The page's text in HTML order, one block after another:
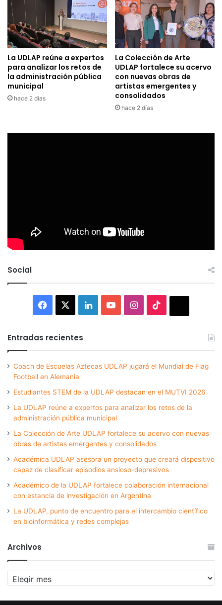
La UDLAP reúne a expertos
para analizar los retos de
la administración pública
municipal
hace 2 días
La Colección de Arte
UDLAP fortalece su acervo
con nuevas obras de
artistas emergentes y
consolidados
hace 2 días
Social
Facebook LinkedInYouTubeInstagram
Entradas recientes
Coach de Escuelas Aztecas UDLAP jugará el Mundial de Flag
Football en Alemania
Estudiantes STEM de la UDLAP destacan en el MUTVI 2026
La UDLAP reúne a expertos para analizar los retos de la
administración pública municipal
La Colección de Arte UDLAP fortalece su acervo con nuevas
obras de artistas emergentes y consolidados
Académica UDLAP asesora un proyecto que creará dispositivo
capaz de clasificar episodios ansioso-depresivos
Académico de la UDLAP fortalece colaboración internacional
con estancia de investigación en Argentina
La UDLAP, punto de encuentro para el intercambio científico
en bioinformática y redes complejas
Archivos
Archivos